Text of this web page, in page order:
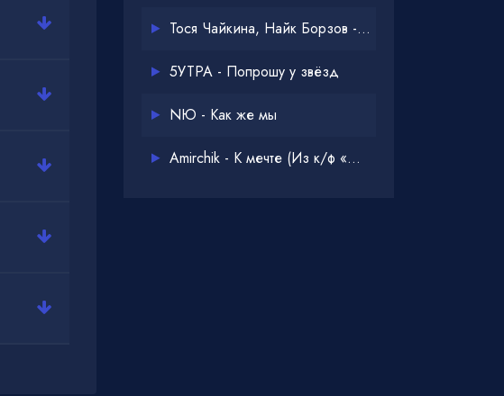
Тося Чайкина, Найк Борзов - Опять
5УТРА - Попрошу у звёзд
NЮ - Как же мы
Amirchik - К мечте (Из к/ф «Одна дома 3»)